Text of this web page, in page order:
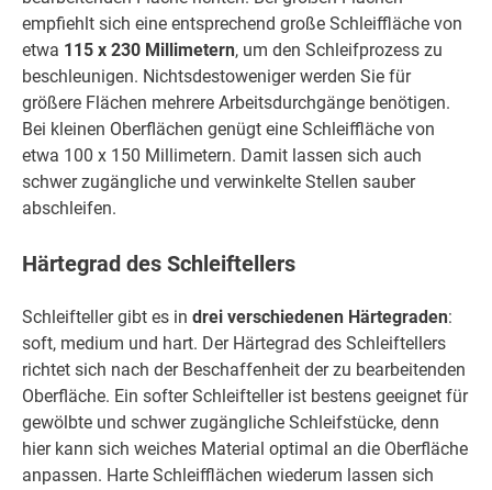
empfiehlt sich eine entsprechend große Schleiffläche von
etwa 115 x 230 Millimetern, um den Schleifprozess zu
beschleunigen. Nichtsdestoweniger werden Sie für
größere Flächen mehrere Arbeitsdurchgänge benötigen.
Bei kleinen Oberflächen genügt eine Schleiffläche von
etwa 100 x 150 Millimetern. Damit lassen sich auch
schwer zugängliche und verwinkelte Stellen sauber
abschleifen.
Härtegrad des Schleiftellers
Schleifteller gibt es in drei verschiedenen Härtegraden:
soft, medium und hart. Der Härtegrad des Schleiftellers
richtet sich nach der Beschaffenheit der zu bearbeitenden
Oberfläche. Ein softer Schleifteller ist bestens geeignet für
gewölbte und schwer zugängliche Schleifstücke, denn
hier kann sich weiches Material optimal an die Oberfläche
anpassen. Harte Schleifflächen wiederum lassen sich